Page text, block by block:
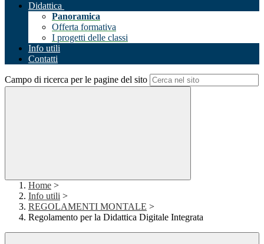
Didattica
Panoramica
Offerta formativa
I progetti delle classi
Info utili
Contatti
Campo di ricerca per le pagine del sito
Home >
Info utili >
REGOLAMENTI MONTALE >
Regolamento per la Didattica Digitale Integrata